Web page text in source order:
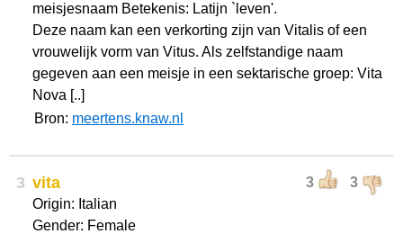
meisjesnaam Betekenis: Latijn `leven'.
Deze naam kan een verkorting zijn van Vitalis of een
vrouwelijk vorm van Vitus. Als zelfstandige naam
gegeven aan een meisje in een sektarische groep: Vita
Nova [..]
Bron: meertens.knaw.nl
3 3 3
vita
Origin: Italian
Gender: Female